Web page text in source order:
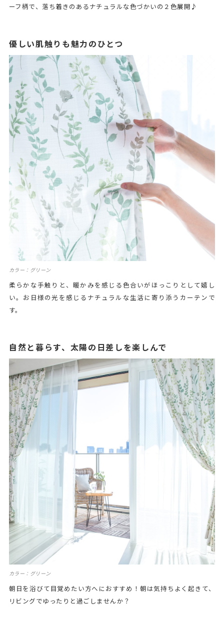
ーフ柄で、落ち着きのあるナチュラルな色づかいの２色展開♪
優しい肌触りも魅力のひとつ
カラー：グリーン
柔らかな手触りと、暖かみを感じる色合いがほっこりとして嬉し
い。お日様の光を感じるナチュラルな生活に寄り添うカーテンで
す。
自然と暮らす、太陽の日差しを楽しんで
カラー：グリーン
朝日を浴びて目覚めたい方へにおすすめ！朝は気持ちよく起きて、
リビングでゆったりと過ごしませんか？